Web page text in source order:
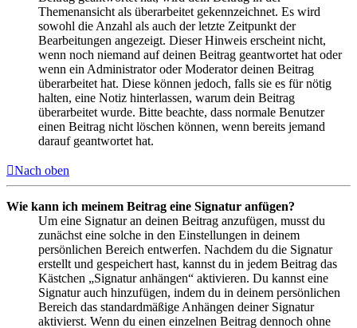
Themenansicht als überarbeitet gekennzeichnet. Es wird
sowohl die Anzahl als auch der letzte Zeitpunkt der
Bearbeitungen angezeigt. Dieser Hinweis erscheint nicht,
wenn noch niemand auf deinen Beitrag geantwortet hat oder
wenn ein Administrator oder Moderator deinen Beitrag
überarbeitet hat. Diese können jedoch, falls sie es für nötig
halten, eine Notiz hinterlassen, warum dein Beitrag
überarbeitet wurde. Bitte beachte, dass normale Benutzer
einen Beitrag nicht löschen können, wenn bereits jemand
darauf geantwortet hat.
Nach oben
Wie kann ich meinem Beitrag eine Signatur anfügen?
Um eine Signatur an deinen Beitrag anzufügen, musst du
zunächst eine solche in den Einstellungen in deinem
persönlichen Bereich entwerfen. Nachdem du die Signatur
erstellt und gespeichert hast, kannst du in jedem Beitrag das
Kästchen „Signatur anhängen“ aktivieren. Du kannst eine
Signatur auch hinzufügen, indem du in deinem persönlichen
Bereich das standardmäßige Anhängen deiner Signatur
aktivierst. Wenn du einen einzelnen Beitrag dennoch ohne